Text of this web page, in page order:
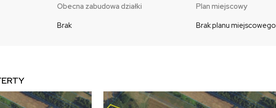
Obecna zabudowa działki
Brak
Plan miejscowy
Brak planu miejscowego